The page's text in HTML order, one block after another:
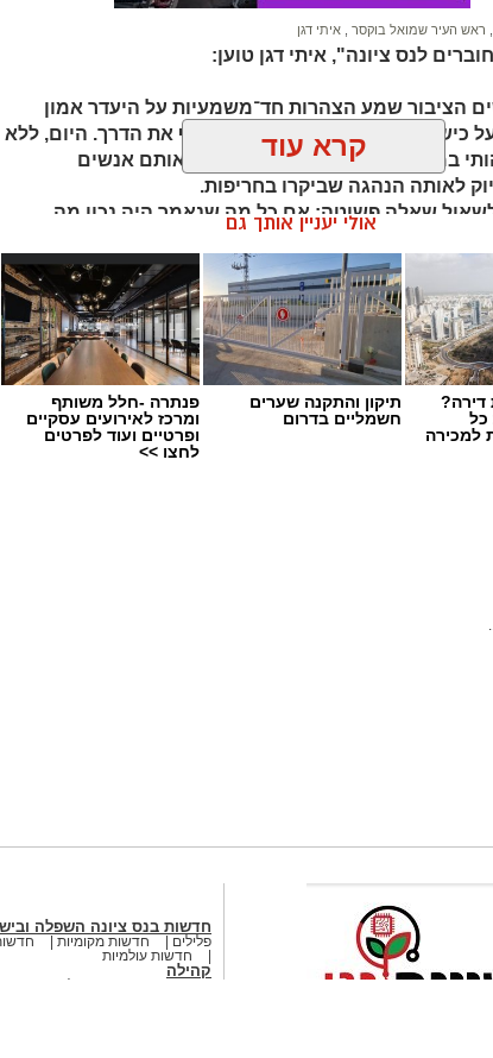
ראש העיר שמואל בוקסר איתי דגן
לנס ציונה", איתי דגן טוען:
הציבור שמע הצהרות חד־משמעיות על היעדר אמון
כישלון ההנהגה ועל הצורך להחליף את הדרך. היום, ללא
במדיניות או בהתנהלות העירייה, אותם אנשים
לאותה הנהגה שביקרו בחריפות.
לשאול שאלה פשוטה: אם כל מה שנאמר היה נכון מה
הוא לא היה נכון למה נאמר מלכתחילה?"
מנצחת עקרונות.
לקואליציה בראשות בוקסר הוא לא מהלך אידיאולוגי ולא שינוי
פוליטי שנועד לשרת עסקנים ובעלי אינטרסים.
קרא עוד
אולי יעניין אותך גם
דירה?
כל
למכירה
תיקון והתקנה שערים
חשמליים בדרום
פנתרה -חלל משותף
ומרכז לאירועים עסקיים
ופרטיים ועוד לפרטים
לחצו >>
לא נכנסים: כל מה שחייבים לדעת לפני "ערב
ערב של כוכבים